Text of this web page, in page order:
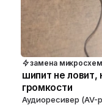
замена
шипит не ловит,
громкости
Аудиоресивер (AV-